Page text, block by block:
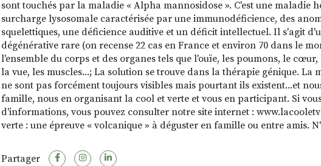
sont touchés par la maladie « Alpha mannosidose ». C'est une maladie
surcharge lysosomale caractérisée par une immunodéficience, des
squelettiques, une déficience auditive et un déficit intellectuel. Il s'agit
dégénérative rare (on recense 22 cas en France et environ 70 dans le
l'ensemble du corps et des organes tels que l'ouïe, les poumons, le cœur,
la vue, les muscles...; La solution se trouve dans la thérapie génique. La
ne sont pas forcément toujours visibles mais pourtant ils existent...et
famille, nous en organisant la cool et verte et vous en participant. Si
d'informations, vous pouvez consulter notre site internet :
verte : une épreuve « volcanique » à déguster en famille ou entre amis.
Partager